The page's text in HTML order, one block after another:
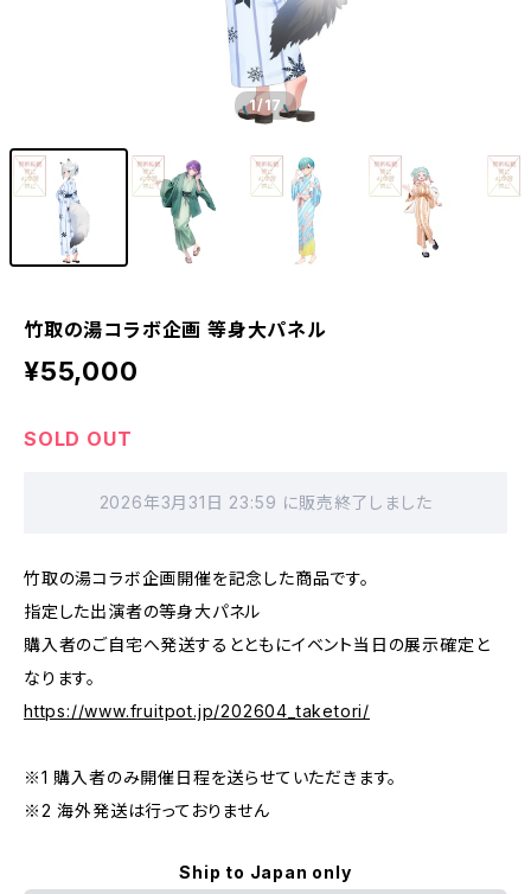
1/17
竹取の湯コラボ企画 等身大パネル
¥55,000
SOLD OUT
2026年3月31日 23:59 に販売終了しました
竹取の湯コラボ企画開催を記念した商品です。
指定した出演者の等身大パネル
購入者のご自宅へ発送するとともにイベント当日の展示確定と
なります。
https://www.fruitpot.jp/202604_taketori/
※1 購入者のみ開催日程を送らせていただきます。
※2 海外発送は行っておりません
Ship to Japan only